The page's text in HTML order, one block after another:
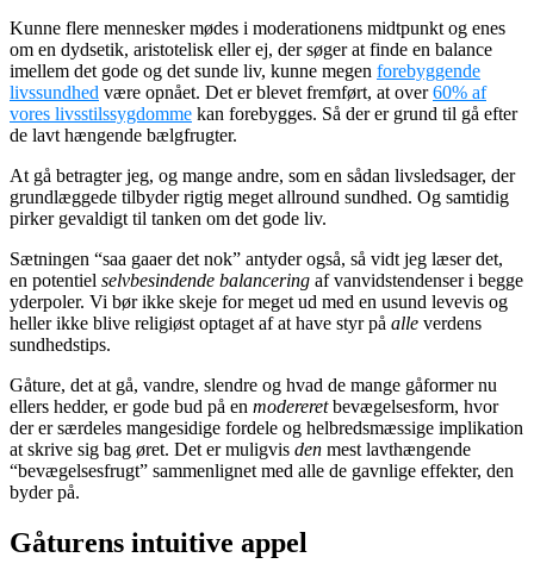
Kunne flere mennesker mødes i moderationens midtpunkt og enes
om en dydsetik, aristotelisk eller ej, der søger at finde en balance
imellem det gode og det sunde liv, kunne megen forebyggende
livssundhed være opnået. Det er blevet fremført, at over60% af
vores livsstilssygdomme kan forebygges. Så der er grund til gå efter
de lavt hængende bælgfrugter.
At gå betragter jeg, og mange andre, som en sådan livsledsager, der
grundlæggede tilbyder rigtig meget allround sundhed. Og samtidig
pirker gevaldigt til tanken om det gode liv.
Sætningen “saa gaaer det nok” antyder også, så vidt jeg læser det,
en potentiel selvbesindende balancering af vanvidstendenser i begge
yderpoler. Vi bør ikke skeje for meget ud med en usund levevis og
heller ikke blive religiøst optaget af at have styr på alle verdens
sundhedstips.
Gåture, det at gå, vandre, slendre og hvad de mange gåformer nu
ellers hedder, er gode bud på en modereretbevægelsesform, hvor
der er særdeles mangesidige fordele og helbredsmæssige implikation
at skrive sig bag øret. Det er muligvis den mest lavthængende
“bevægelsesfrugt” sammenlignet med alle de gavnlige effekter, den
byder på.
Gåturens intuitive appel